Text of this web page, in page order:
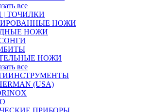
все
ТОЧИЛКИ
НОЖИ
НОЖИ
НОЖИ
все
(USA)
ПРИБОРЫ